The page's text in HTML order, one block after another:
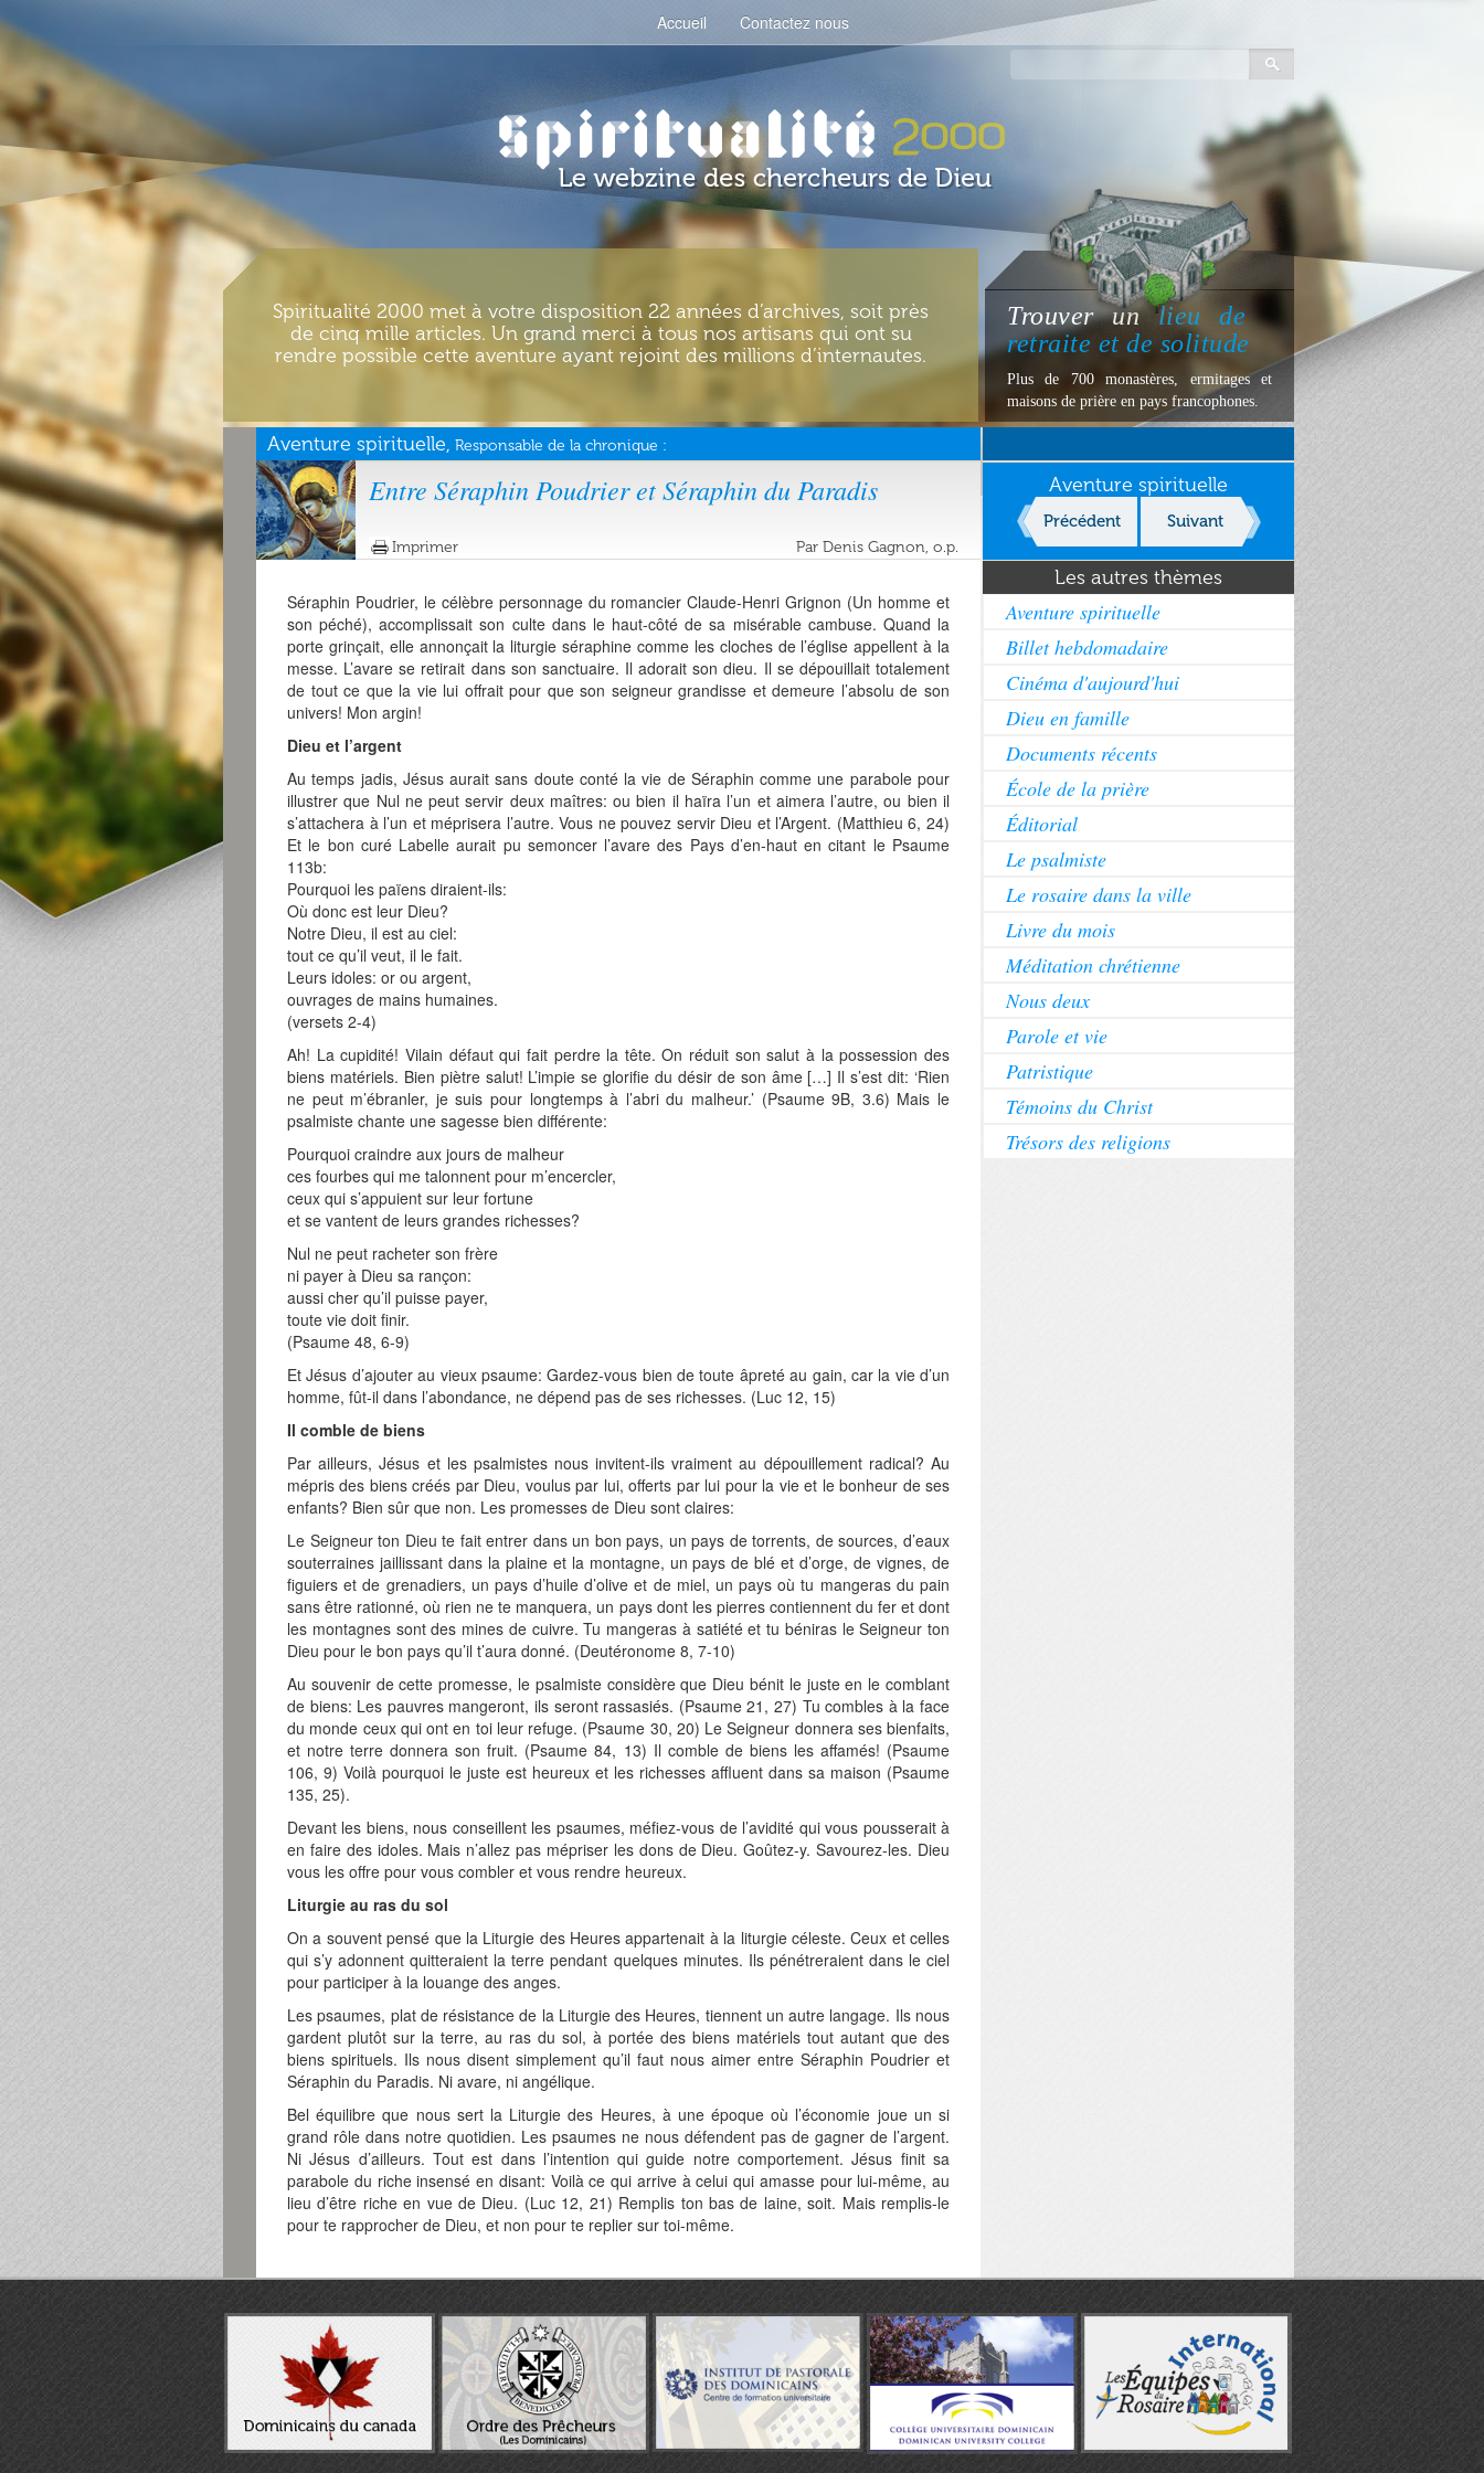
Accueil Contactez nous
Spiritualité 2000 met à votre disposition 22 années d’archives, soit près
de cinq mille articles. Un grand merci à tous nos artisans qui ont su
rendre possible cette aventure ayant rejoint des millions d’internautes.
Trouver un lieu
de
retraite et de solitude
Plus de 700 monastères, ermitages et
maisons de prière en pays francophones.
Aventure spirituelle, Responsable de la chronique :
Entre Séraphin Poudrier et Séraphin du Paradis
Imprimer Par Denis Gagnon, o.p.
Séraphin Poudrier, le célèbre personnage du romancier Claude-Henri Grignon (Un homme et
son péché), accomplissait son culte dans le haut-côté de sa misérable cambuse. Quand la
porte grinçait, elle annonçait la liturgie séraphine comme les cloches de l’église appellent à la
messe. L’avare se retirait dans son sanctuaire. Il adorait son dieu. Il se dépouillait totalement
de tout ce que la vie lui offrait pour que son seigneur grandisse et demeure l’absolu de son
univers! Mon argin!
Dieu et l’argent
Au temps jadis, Jésus aurait sans doute conté la vie de Séraphin comme une parabole pour
illustrer que Nul ne peut servir deux maîtres: ou bien il haïra l’un et aimera l’autre, ou bien il
s’attachera à l’un et méprisera l’autre. Vous ne pouvez servir Dieu et l’Argent. (Matthieu 6, 24)
Et le bon curé Labelle aurait pu semoncer l’avare des Pays d’en-haut en citant le Psaume
113b:
Pourquoi les païens diraient-ils:
Où donc est leur Dieu?
Notre Dieu, il est au ciel:
tout ce qu’il veut, il le fait.
Leurs idoles: or ou argent,
ouvrages de mains humaines.
(versets 2-4)
Ah! La cupidité! Vilain défaut qui fait perdre la tête. On réduit son salut à la possession des
biens matériels. Bien piètre salut! L’impie se glorifie du désir de son âme […] Il s’est dit: ‘Rien
ne peut m’ébranler, je suis pour longtemps à l’abri du malheur.’ (Psaume 9B, 3.6) Mais le
psalmiste chante une sagesse bien différente:
Pourquoi craindre aux jours de malheur
ces fourbes qui me talonnent pour m’encercler,
ceux qui s’appuient sur leur fortune
et se vantent de leurs grandes richesses?
Nul ne peut racheter son frère
ni payer à Dieu sa rançon:
aussi cher qu’il puisse payer,
toute vie doit finir.
(Psaume 48, 6-9)
Et Jésus d’ajouter au vieux psaume: Gardez-vous bien de toute âpreté au gain, car la vie d’un
homme, fût-il dans l’abondance, ne dépend pas de ses richesses. (Luc 12, 15)
Il comble de biens
Par ailleurs, Jésus et les psalmistes nous invitent-ils vraiment au dépouillement radical? Au
mépris des biens créés par Dieu, voulus par lui, offerts par lui pour la vie et le bonheur de ses
enfants? Bien sûr que non. Les promesses de Dieu sont claires:
Le Seigneur ton Dieu te fait entrer dans un bon pays, un pays de torrents, de sources, d’eaux
souterraines jaillissant dans la plaine et la montagne, un pays de blé et d’orge, de vignes, de
figuiers et de grenadiers, un pays d’huile d’olive et de miel, un pays où tu mangeras du pain
sans être rationné, où rien ne te manquera, un pays dont les pierres contiennent du fer et dont
les montagnes sont des mines de cuivre. Tu mangeras à satiété et tu béniras le Seigneur ton
Dieu pour le bon pays qu’il t’aura donné. (Deutéronome 8, 7-10)
Au souvenir de cette promesse, le psalmiste considère que Dieu bénit le juste en le comblant
de biens: Les pauvres mangeront, ils seront rassasiés. (Psaume 21, 27) Tu combles à la face
du monde ceux qui ont en toi leur refuge. (Psaume 30, 20) Le Seigneur donnera ses bienfaits,
et notre terre donnera son fruit. (Psaume 84, 13) Il comble de biens les affamés! (Psaume
106, 9) Voilà pourquoi le juste est heureux et les richesses affluent dans sa maison (Psaume
135, 25).
Devant les biens, nous conseillent les psaumes, méfiez-vous de l’avidité qui vous pousserait à
en faire des idoles. Mais n’allez pas mépriser les dons de Dieu. Goûtez-y. Savourez-les. Dieu
vous les offre pour vous combler et vous rendre heureux.
Liturgie au ras du sol
On a souvent pensé que la Liturgie des Heures appartenait à la liturgie céleste. Ceux et celles
qui s’y adonnent quitteraient la terre pendant quelques minutes. Ils pénétreraient dans le ciel
pour participer à la louange des anges.
Les psaumes, plat de résistance de la Liturgie des Heures, tiennent un autre langage. Ils nous
gardent plutôt sur la terre, au ras du sol, à portée des biens matériels tout autant que des
biens spirituels. Ils nous disent simplement qu’il faut nous aimer entre Séraphin Poudrier et
Séraphin du Paradis. Ni avare, ni angélique.
Bel équilibre que nous sert la Liturgie des Heures, à une époque où l’économie joue un si
grand rôle dans notre quotidien. Les psaumes ne nous défendent pas de gagner de l’argent.
Ni Jésus d’ailleurs. Tout est dans l’intention qui guide notre comportement. Jésus finit sa
parabole du riche insensé en disant: Voilà ce qui arrive à celui qui amasse pour lui-même, au
lieu d’être riche en vue de Dieu. (Luc 12, 21) Remplis ton bas de laine, soit. Mais remplis-le
pour te rapprocher de Dieu, et non pour te replier sur toi-même.
Aventure spirituelle
Précédent Suivant
Les autres thèmes
Aventure spirituelle
Billet hebdomadaire
Cinéma d'aujourd'hui
Dieu en famille
Documents récents
École de la prière
Éditorial
Le psalmiste
Le rosaire dans la ville
Livre du mois
Méditation chrétienne
Nous deux
Parole et vie
Patristique
Témoins du Christ
Trésors des religions